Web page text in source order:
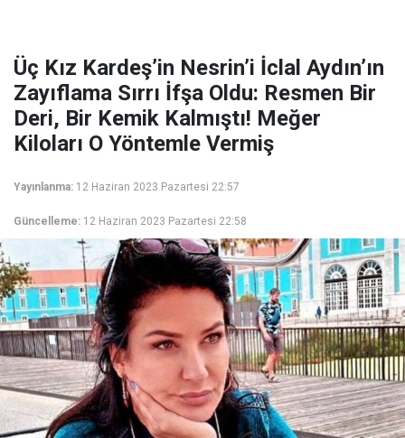
Üç Kız Kardeş’in Nesrin’i İclal Aydın’ın
Zayıflama Sırrı İfşa Oldu: Resmen Bir
Deri, Bir Kemik Kalmıştı! Meğer
Kiloları O Yöntemle Vermiş
Yayınlanma: 12 Haziran 2023 Pazartesi 22:57
Güncelleme: 12 Haziran 2023 Pazartesi 22:58